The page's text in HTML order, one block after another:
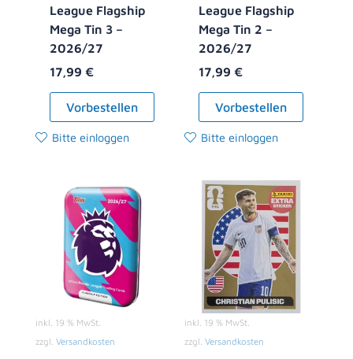
League Flagship
Mega Tin 3 –
2026/27
17,99 €
Vorbestellen
Bitte einloggen
League Flagship
Mega Tin 2 –
2026/27
17,99 €
Vorbestellen
Bitte einloggen
inkl. 19 % MwSt.
zzgl. Versandkosten
inkl. 19 % MwSt.
zzgl. Versandkosten